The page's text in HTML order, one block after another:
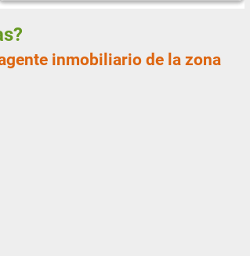
inmobiliario de la zona